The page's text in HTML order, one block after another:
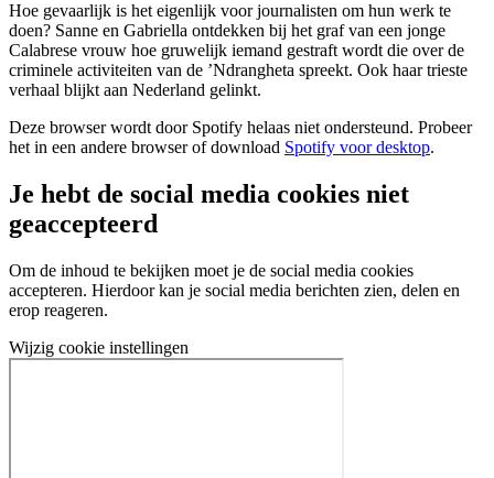
Hoe gevaarlijk is het eigenlijk voor journalisten om hun werk te
doen? Sanne en Gabriella ontdekken bij het graf van een jonge
Calabrese vrouw hoe gruwelijk iemand gestraft wordt die over de
criminele activiteiten van de ’Ndrangheta spreekt. Ook haar trieste
verhaal blijkt aan Nederland gelinkt.
Deze browser wordt door Spotify helaas niet ondersteund. Probeer
het in een andere browser of download Spotify voor desktop.
Je hebt de social media cookies niet
geaccepteerd
Om de inhoud te bekijken moet je de social media cookies
accepteren. Hierdoor kan je social media berichten zien, delen en
erop reageren.
Wijzig cookie instellingen